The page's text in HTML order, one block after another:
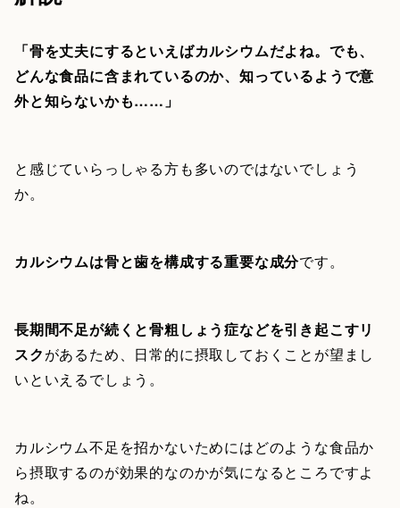
「骨を丈夫にするといえばカルシウムだよね。でも、
どんな食品に含まれているのか、知っているようで意
外と知らないかも……」
と感じていらっしゃる方も多いのではないでしょう
か。
カルシウムは骨と歯を構成する重要な成分です。
長期間不足が続くと骨粗しょう症などを引き起こすリ
スクがあるため、日常的に摂取しておくことが望まし
いといえるでしょう。
カルシウム不足を招かないためにはどのような食品か
ら摂取するのが効果的なのかが気になるところですよ
ね。